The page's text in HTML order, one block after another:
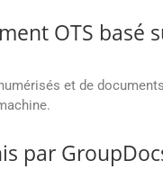
OTS basé
et de
par